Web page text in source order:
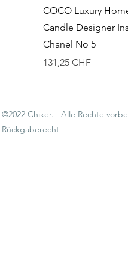
COCO Luxury
Candle Designer
Chanel No 5
Preis
131,25 CHF
©2022 Chiker. Alle Rechte
Rückgaberecht